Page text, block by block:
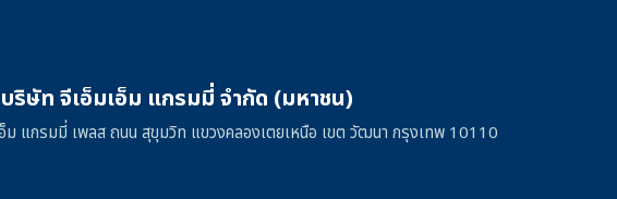
บริษัท จีเอ็มเอ็ม แกรมมี่ จำกัด (มหาชน)
ม แกรมมี่ เพลส ถนน สุขุมวิท แขวงคลองเตยเหนือ เขต วัฒนา กรุงเทพ 10110